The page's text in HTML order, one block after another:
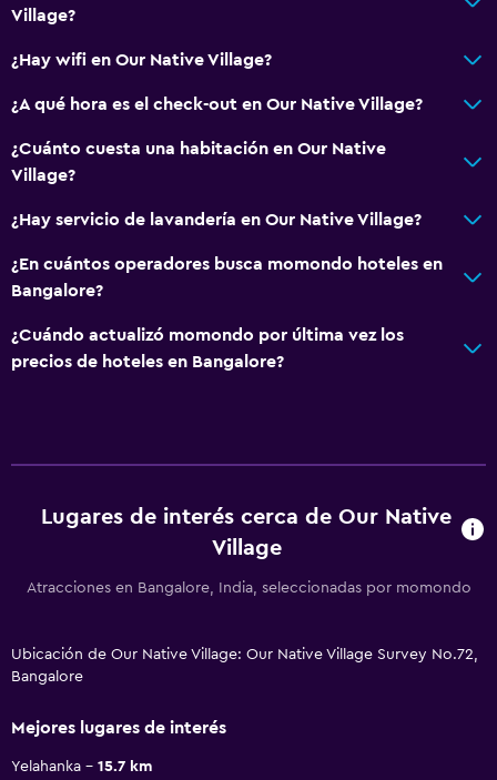
Village?
¿Hay wifi en Our Native Village?
¿A qué hora es el check-out en Our Native Village?
¿Cuánto cuesta una habitación en Our Native
Village?
¿Hay servicio de lavandería en Our Native Village?
¿En cuántos operadores busca momondo hoteles en
Bangalore?
¿Cuándo actualizó momondo por última vez los
precios de hoteles en Bangalore?
Lugares de interés cerca de Our Native
Village
Atracciones en Bangalore, India, seleccionadas por momondo
Ubicación de Our Native Village: Our Native Village Survey No.72,
Bangalore
Mejores lugares de interés
Yelahanka
15.7 km